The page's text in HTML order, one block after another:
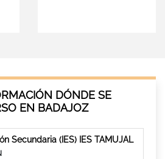
DÓNDE SE
EN BADAJOZ
Secundaria (IES) IES TAMUJAL